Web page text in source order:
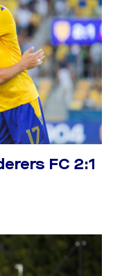
FC 2:1